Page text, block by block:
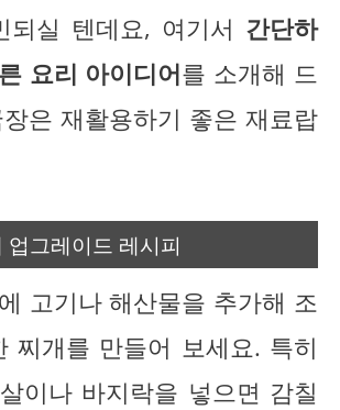
되실 텐데요, 여기서 간단하
요리 아이디어를 소개해 드
은 재활용하기 좋은 재료랍
업그레이드 레시피
고기나 해산물을 추가해 조
찌개를 만들어 보세요. 특히
이나 바지락을 넣으면 감칠